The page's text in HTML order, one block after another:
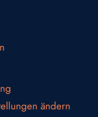
ändern